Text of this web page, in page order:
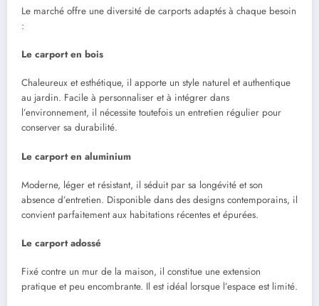
Le marché offre une diversité de carports adaptés à chaque besoin
:
Le carport en bois
Chaleureux et esthétique, il apporte un style naturel et authentique
au jardin. Facile à personnaliser et à intégrer dans
l’environnement, il nécessite toutefois un entretien régulier pour
conserver sa durabilité.
Le carport en aluminium
Moderne, léger et résistant, il séduit par sa longévité et son
absence d’entretien. Disponible dans des designs contemporains, il
convient parfaitement aux habitations récentes et épurées.
Le carport adossé
Fixé contre un mur de la maison, il constitue une extension
pratique et peu encombrante. Il est idéal lorsque l’espace est limité.